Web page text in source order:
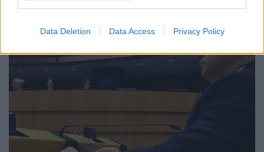
Data Deletion Data Access Privacy Policy